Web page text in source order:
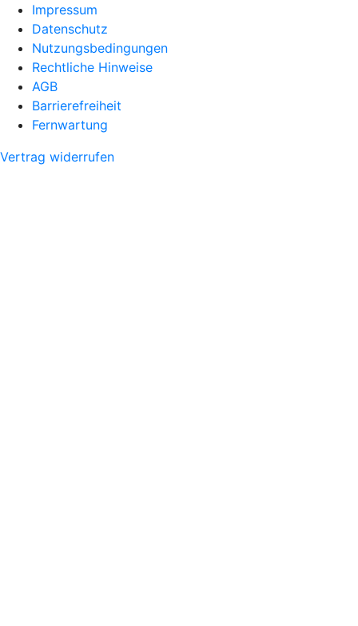
Impressum
Datenschutz
Nutzungsbedingungen
Rechtliche Hinweise
AGB
Barrierefreiheit
Fernwartung
Vertrag widerrufen